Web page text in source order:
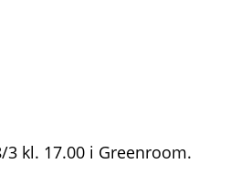
kl. 17.00 i Greenroom.